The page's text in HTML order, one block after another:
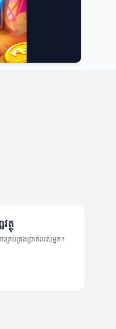
ត្ថុ
រគ្រប់គ្រងប្រាក់របស់អ្នក។